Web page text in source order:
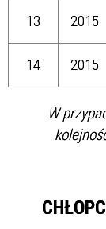
13
2015
14
2015
W